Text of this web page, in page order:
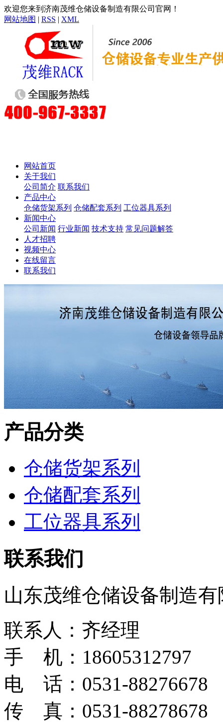
欢迎您来到济南茂维仓储设备制造有限公司官网！
网站地图 | RSS | XML
网站首页
关于我们
公司简介 联系我们
产品中心
仓储货架系列 仓储配套系列 工位器具系列
新闻中心
公司新闻 行业新闻 技术支持 常见问题解答
人才招聘
视频中心
在线留言
联系我们
产品分类
仓储货架系列
仓储配套系列
工位器具系列
联系我们
山东茂维仓储设备制造
联系人：齐经理
手 机：18605312797
电 话：0531-88276678
传 真：0531-88278678